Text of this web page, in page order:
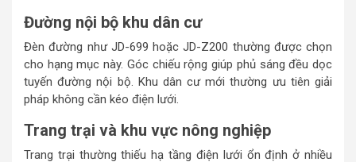
Đường nội bộ khu dân cư
Đèn đường như JD-699 hoặc JD-Z200 thường được chọn
cho hạng mục này. Góc chiếu rộng giúp phủ sáng đều dọc
tuyến đường nội bộ. Khu dân cư mới thường ưu tiên giải
pháp không cần kéo điện lưới.
Trang trại và khu vực nông nghiệp
Trang trại thường thiếu hạ tầng điện lưới ổn định ở nhiều